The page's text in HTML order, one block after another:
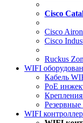
Cisco
Cisco
Cisco
Ruckus
WIFI
Кабель
PoE
WIFI